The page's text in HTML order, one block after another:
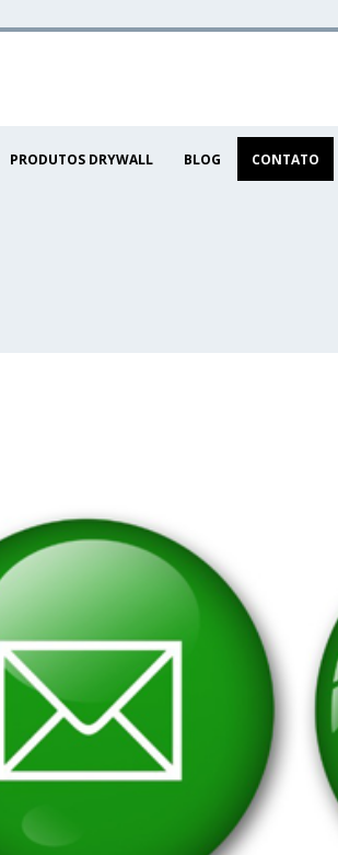
PRODUTOS DRYWALL BLOG CONTATO